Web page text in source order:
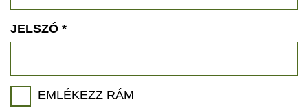
GEOPARKOK
JELSZÓ *
EMLÉKEZZ RÁM